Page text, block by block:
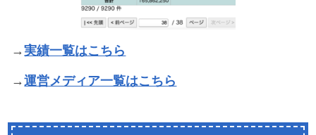
→実績一覧はこちら
→運営メディア一覧はこちら